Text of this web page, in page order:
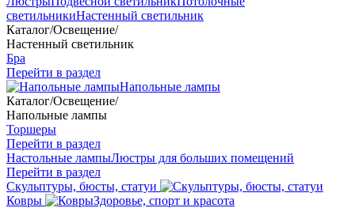
светильникиНастенный светильник
Каталог/Освещение/
Настенный светильник
Бра
Перейти в раздел
Напольные лампы
Каталог/Освещение/
Напольные лампы
Торшеры
Перейти в раздел
Настольные лампыЛюстры для больших помещений
Перейти в раздел
Скульптуры, бюсты, статуи
Ковры
Здоровье, спорт и красота